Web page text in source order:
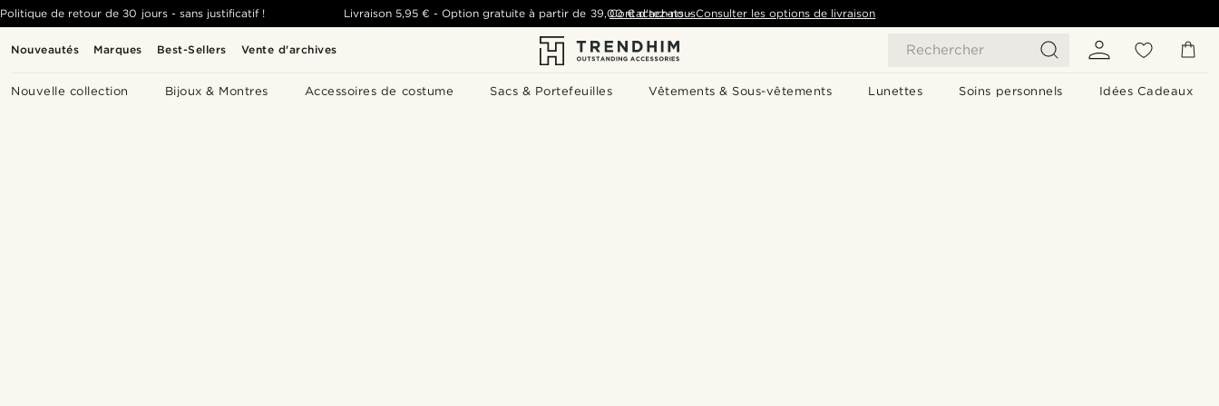
Nouveautés Marques Best-Sellers Vente d'archives Rechercher
Nouvelle collection Bijoux & Montres Accessoires de costume Sacs & Portefeuilles Vêtements & Sous-vêtements Lunettes Soins personnels Idées Cadeaux
Politique de retour de 30 jours - sans justificatif ! Livraison 5,95 € -Option gratuite à partir de 39,00 € d'achats- Consulter les options de livraison
Contactez-nous